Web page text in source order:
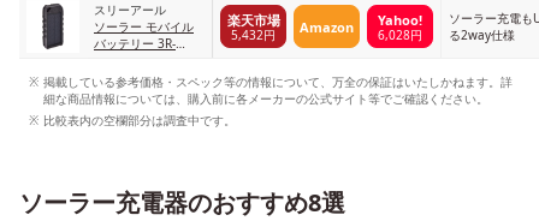
スリーアール
ソーラー モバイル
バッテリー 3R-
楽天市場
5,432円 Amazon Yahoo!
6,028円
ソーラー充電も
る2way仕様
掲載している参考価格・スペック等の情報について、万全の保証はいたしかねます。詳
細な商品情報については、購入前に各メーカーの公式サイト等でご確認ください。
比較表内の空欄部分は調査中です。
ソーラー充電器のおすすめ8選